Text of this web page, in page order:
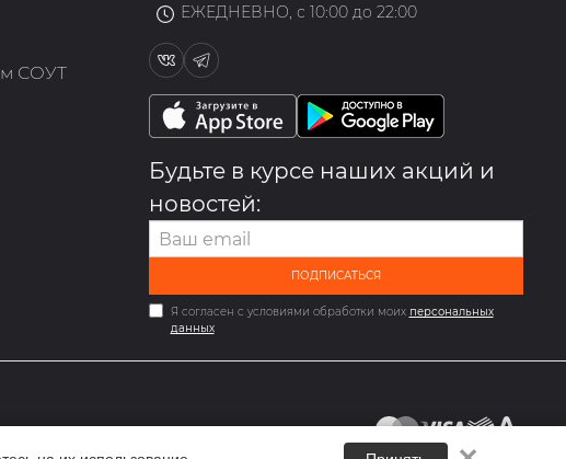
СОУТ
ЕЖЕДНЕВНО, с 10:00 до 22:00
Будьте в курсе наших акций и
новостей:
ПОДПИСАТЬСЯ
Я согласен с условиями обработки моих персональных
данных